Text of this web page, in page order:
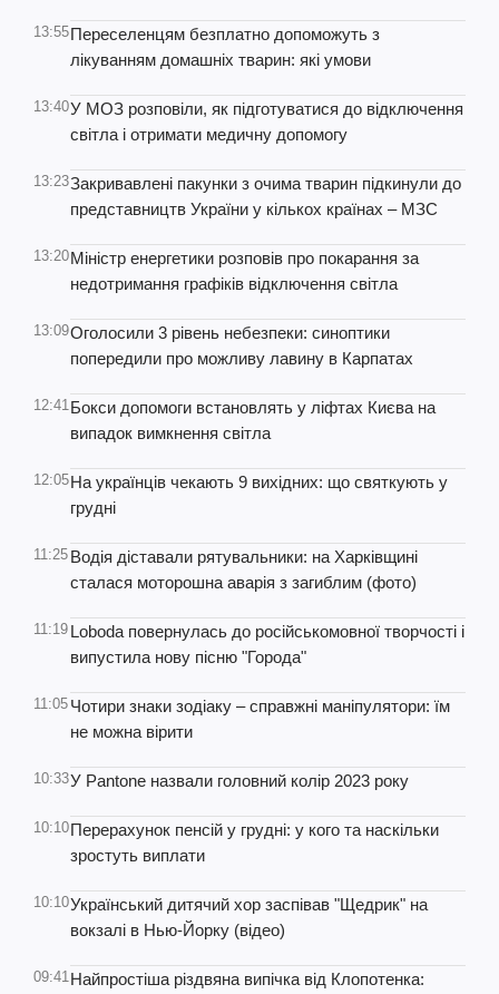
13:55Переселенцям безплатно допоможуть з
лікуванням домашніх тварин: які умови
13:40У МОЗ розповіли, як підготуватися до відключення
світла і отримати медичну допомогу
13:23Закривавлені пакунки з очима тварин підкинули до
представництв України у кількох країнах – МЗС
13:20Міністр енергетики розповів про покарання за
недотримання графіків відключення світла
13:09Оголосили 3 рівень небезпеки: синоптики
попередили про можливу лавину в Карпатах
12:41Бокси допомоги встановлять у ліфтах Києва на
випадок вимкнення світла
12:05На українців чекають 9 вихідних: що святкують у
грудні
11:25 Водія діставали рятувальники: на Харківщині
сталася моторошна аварія з загиблим (фото)
11:19 Loboda повернулась до російськомовної творчості і
випустила нову пісню "Города"
11:05 Чотири знаки зодіаку – справжні маніпулятори: їм
не можна вірити
10:33У Pantone назвали головний колір 2023 року
10:10Перерахунок пенсій у грудні: у кого та наскільки
зростуть виплати
10:10Український дитячий хор заспівав "Щедрик" на
вокзалі в Нью-Йорку (відео)
09:41Найпростіша різдвяна випічка від Клопотенка: